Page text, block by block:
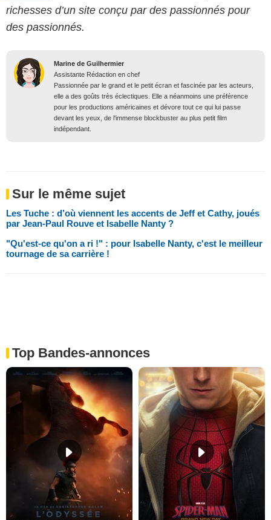
richesses d’un site conçu par des passionnés pour
des passionnés.
Marine de Guilhermier
Assistante Rédaction en chef
Passionnée par le grand et le petit écran et fascinée par les acteurs,
elle a des goûts très éclectiques. Elle a néanmoins une préférence
pour les productions américaines et dévore tout ce qui lui passe
devant les yeux, de l'immense blockbuster au plus petit film
indépendant.
Sur le même sujet
Les Tuche : d’où viennent les accents de Jeff et Cathy, joués
par Jean-Paul Rouve et Isabelle Nanty ?
"Qu'est-ce qu'on a ri !" : pour Isabelle Nanty, c'est le meilleur
tournage de sa carrière !
Top Bandes-annonces